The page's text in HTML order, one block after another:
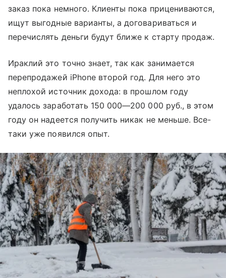
заказ пока немного. Клиенты пока прицениваются,
ищут выгодные варианты, а договариваться и
перечислять деньги будут ближе к старту продаж.
Ираклий это точно знает, так как занимается
перепродажей iPhone второй год. Для него это
неплохой источник дохода: в прошлом году
удалось заработать 150 000—200 000 руб., в этом
году он надеется получить никак не меньше. Все-
таки уже появился опыт.